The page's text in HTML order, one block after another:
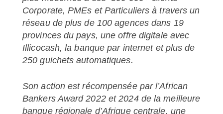
Corporate, PMEs et Particuliers à travers un
réseau de plus de 100 agences dans 19
provinces du pays, une offre digitale avec
Illicocash, la banque par internet et plus de
250 guichets automatiques.
Son action est récompensée par l’African
Bankers Award 2022 et 2024 de la meilleure
banque régionale d’Afrique centrale, une